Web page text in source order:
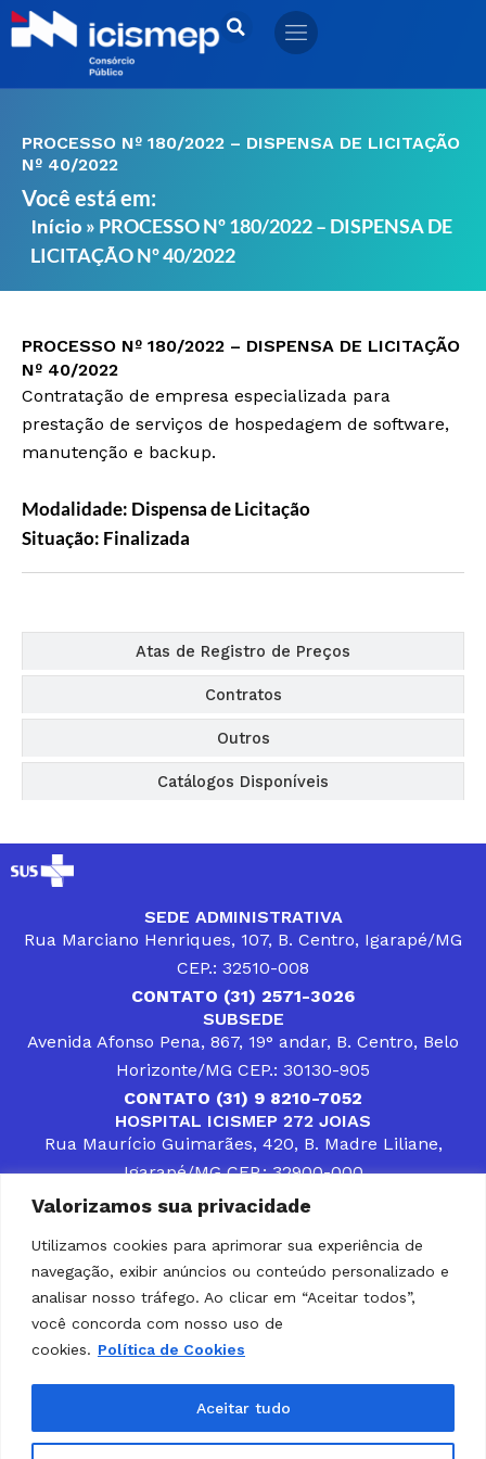
Valorizamos sua privacidade
Utilizamos cookies para aprimorar sua experiência de
navegação, exibir anúncios ou conteúdo personalizado e
analisar nosso tráfego. Ao clicar em “Aceitar todos”,
você concorda com nosso uso de
cookies. Política de Cookies
Aceitar tudo
Ir
para
PROCESSO Nº 180/2022 – DISPENSA DE LICITAÇÃO
Nº 40/2022
Você está em:
Início » PROCESSO Nº 180/2022 – DISPENSA DE
LICITAÇÃO Nº 40/2022
PROCESSO Nº 180/2022 – DISPENSA DE LICITAÇÃO
Nº 40/2022
Contratação de empresa especializada para
prestação de serviços de hospedagem de software,
manutenção e backup.
Modalidade: Dispensa de Licitação
Situação: Finalizada
Atas de Registro de Preços
Contratos
Outros
Catálogos Disponíveis
SEDE ADMINISTRATIVA
Rua Marciano Henriques, 107, B. Centro, Igarapé/MG
CEP.: 32510-008
CONTATO (31) 2571-3026
SUBSEDE
Avenida Afonso Pena, 867, 19° andar, B. Centro, Belo
Horizonte/MG CEP.: 30130-905
CONTATO (31) 9 8210-7052
HOSPITAL ICISMEP 272 JOIAS
Rua Maurício Guimarães, 420, B. Madre Liliane,
Igarapé/MG CEP.: 32900-000
CONTATOS (31) 3512-4400 ou (31) 9 8309-8660
DESENVOLVER SOLUÇÕES, AÇÕES E SERVIÇOS
PÚBLICOS QUE COMPLEMENTEM A ASSISTÊNCIA À
POPULAÇÃO DA REGIÃO EM QUE ATUA, SENDO
PARCEIRO DOS MUNICÍPIOS CONSORCIADOS NA
SOLUÇÃO DE DIFICULDADES ENFRENTADAS POR
GESTORES MUNICIPAIS, É O COMPROMISSO DO
ICISMEP.
Home Institucional Municípios
Portal da Integridade
LGPD